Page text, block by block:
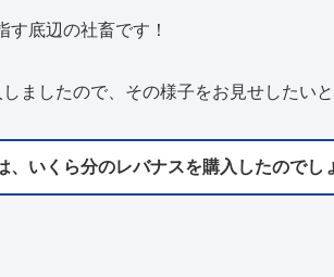
底辺の社畜です！
ましたので、その様子をお見せしたいと
、いくら分のレバナスを購入したのでし